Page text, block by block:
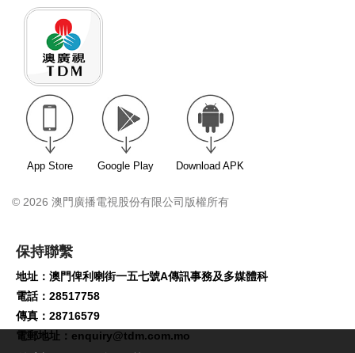
App Store Google Play Download APK
© 2026 澳門廣播電視股份有限公司版權所有
保持聯繫
地址：澳門俾利喇街一五七號A傳訊事務及多媒體科
電話：28517758
傳真：28716579
電郵地址： enquiry@tdm.com.mo